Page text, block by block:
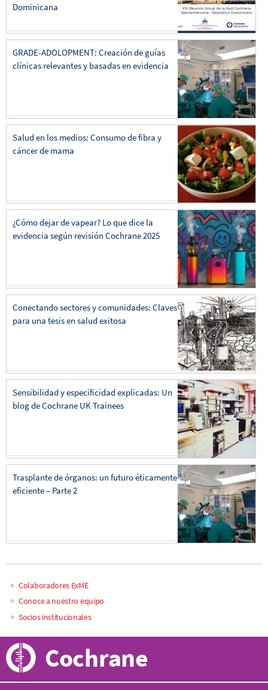
Dominicana
GRADE-ADOLOPMENT: Creación de guías
clínicas relevantes y basadas en evidencia
Salud en los medios: Consumo de fibra y
cáncer de mama
¿Cómo dejar de vapear? Lo que dice la
evidencia según revisión Cochrane 2025
Conectando sectores y comunidades: Claves
para una tesis en salud exitosa
Sensibilidad y especificidad explicadas: Un
blog de Cochrane UK Trainees
Trasplante de órganos: un futuro éticamente
eficiente – Parte 2
Main
Colaboradores ExME
Conoce a nuestro equipo
Socios institucionales
Cochrane